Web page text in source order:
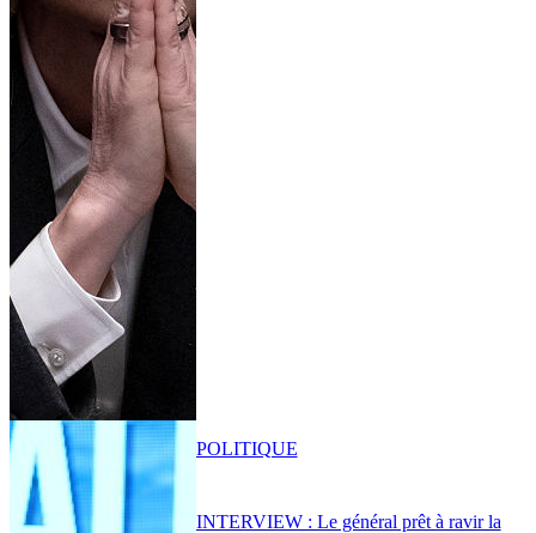
INTERVIEW : Le général prêt à ravir la
POLITIQUE